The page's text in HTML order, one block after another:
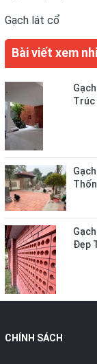
Gạch lát cổ
Bài viết xem
Trúc
Đẹp
CHÍNH SÁCH